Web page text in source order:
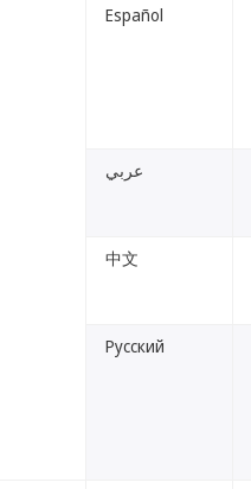
Español
عربي
中文
Русский